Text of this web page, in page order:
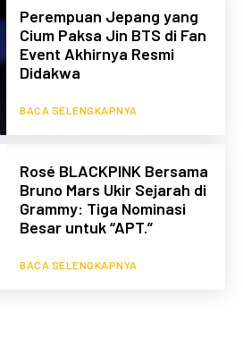
Perempuan Jepang yang
Cium Paksa Jin BTS di Fan
Event Akhirnya Resmi
Didakwa
BACA SELENGKAPNYA
Rosé BLACKPINK Bersama
Bruno Mars Ukir Sejarah di
Grammy: Tiga Nominasi
Besar untuk “APT.”
BACA SELENGKAPNYA